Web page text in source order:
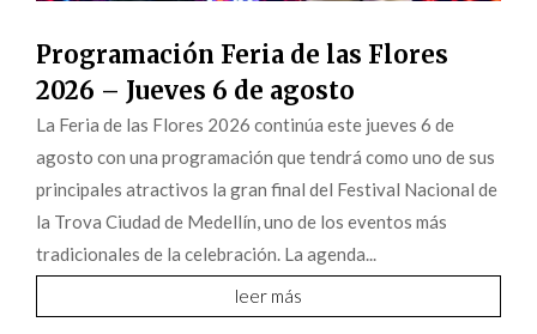
Programación Feria de las Flores
2026 – Jueves 6 de agosto
La Feria de las Flores 2026 continúa este jueves 6 de
agosto con una programación que tendrá como uno de sus
principales atractivos la gran final del Festival Nacional de
la Trova Ciudad de Medellín, uno de los eventos más
tradicionales de la celebración. La agenda...
leer más